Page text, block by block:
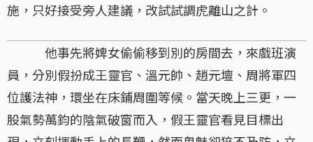
施，只好接受旁人建議，改試試調虎離山之計。
他事先將婢女偷偷移到別的房間去，來戲班演
員，分別假扮成王靈官、溫元帥、趙元壇、周將軍四
位護法神，環坐在床鋪周圍等候。當天晚上三更，一
股氣勢萬鈞的陰氣破窗而入，假王靈官看見目標出